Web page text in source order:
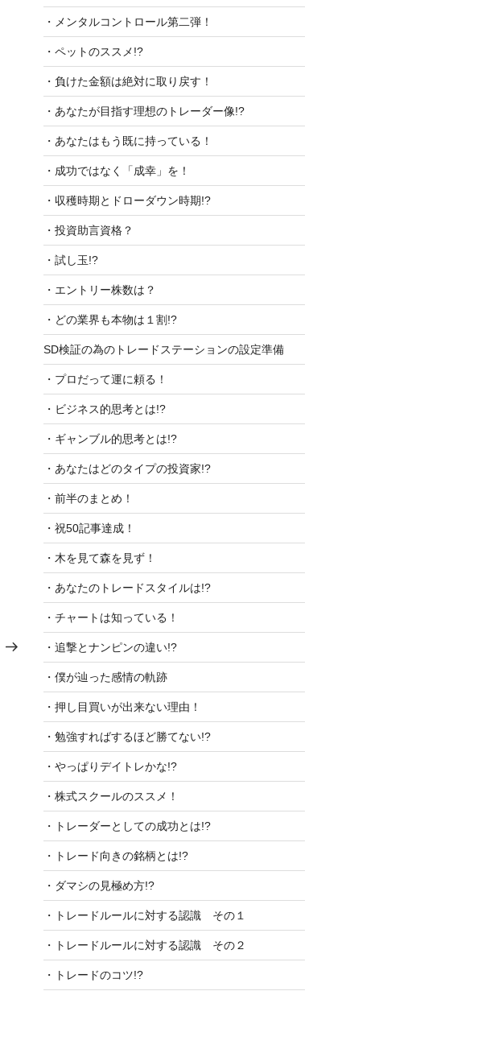
の
・メンタルコントロール第二弾！
・ペットのススメ!?
・負けた金額は絶対に取り戻す！
・あなたが目指す理想のトレーダー像!?
・あなたはもう既に持っている！
・成功ではなく「成幸」を！
・収穫時期とドローダウン時期!?
・投資助言資格？
・試し玉!?
・エントリー株数は？
・どの業界も本物は１割!?
SD検証の為のトレードステーションの設定準備
・プロだって運に頼る！
・ビジネス的思考とは!?
・ギャンブル的思考とは!?
・あなたはどのタイプの投資家!?
・前半のまとめ！
・祝50記事達成！
・木を見て森を見ず！
・あなたのトレードスタイルは!?
・チャートは知っている！
・追撃とナンピンの違い!?
・僕が辿った感情の軌跡
・押し目買いが出来ない理由！
・勉強すればするほど勝てない!?
・やっぱりデイトレかな!?
・株式スクールのススメ！
・トレーダーとしての成功とは!?
・トレード向きの銘柄とは!?
・ダマシの見極め方!?
・トレードルールに対する認識 その１
・トレードルールに対する認識 その２
・トレードのコツ!?